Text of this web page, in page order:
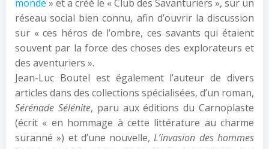
monde » et a créé le « Club des Savanturiers », sur un
réseau social bien connu, afin d’ouvrir la discussion
sur « ces héros de l’ombre, ces savants qui étaient
souvent par la force des choses des explorateurs et
des aventuriers ».
Jean-Luc Boutel est également l’auteur de divers
articles dans des collections spécialisées, d’un roman,
Sérénade Sélénite, paru aux éditions du Carnoplaste
(écrit « en hommage à cette littérature au charme
suranné ») et d’une nouvelle,L’invasion des hommes